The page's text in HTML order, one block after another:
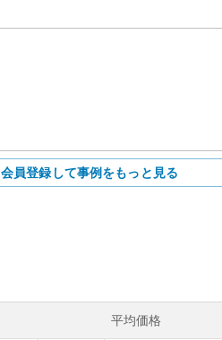
会員登録して事例をもっと見る
平均価格